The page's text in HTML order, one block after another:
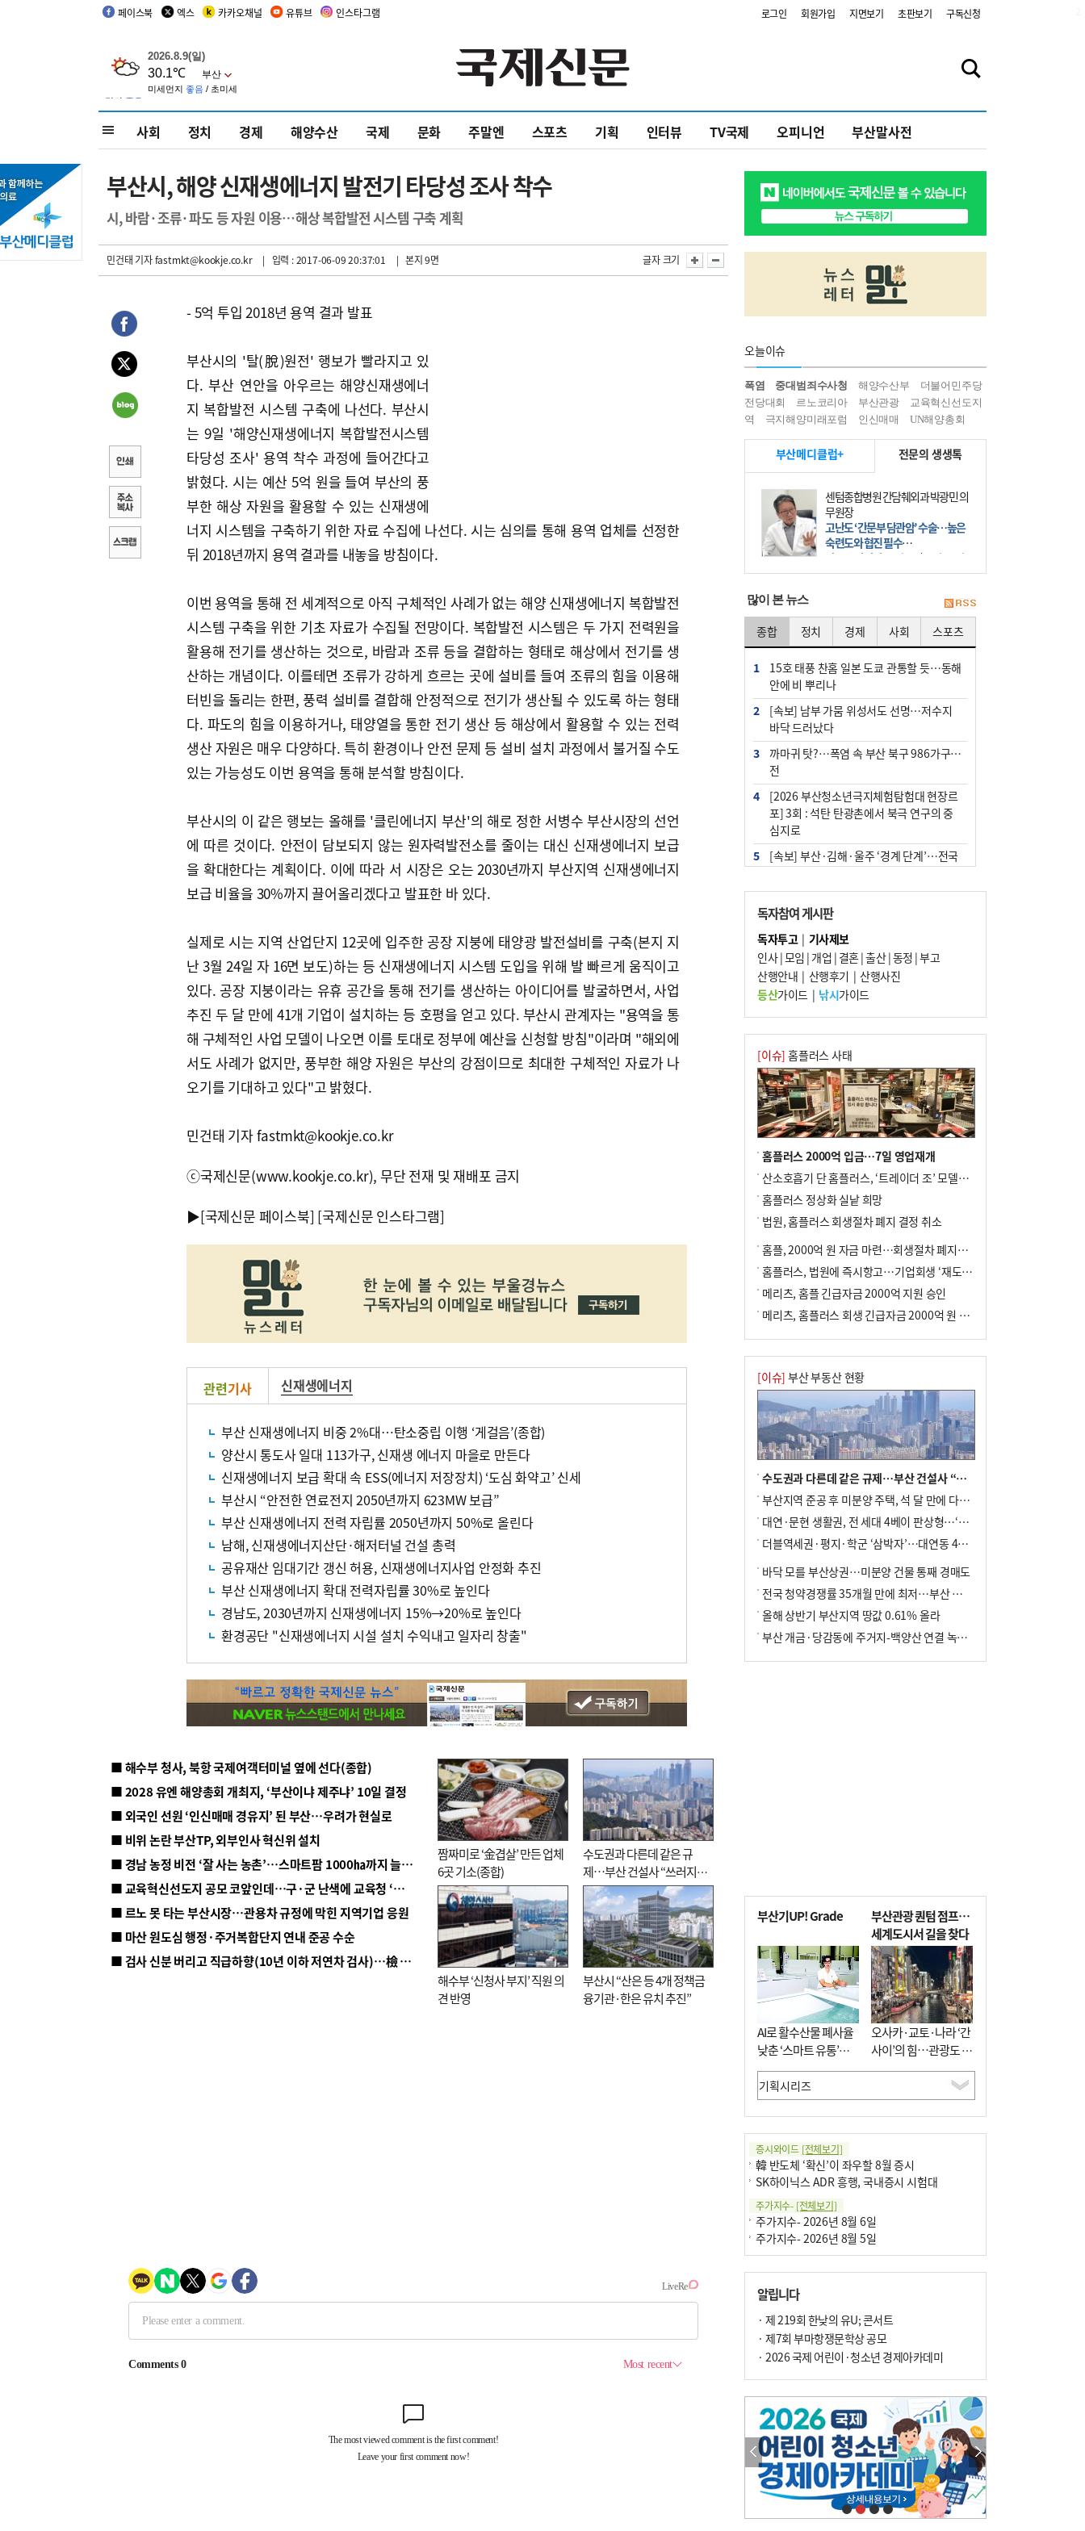
페이스북 엑스 카카오채널 유튜브 인스타그램 로그인 회원가입 지면보기 초판보기 구독신청
사회 정치 경제 해양수산 국제 문화 주말엔 스포츠 기획 인터뷰 TV국제 오피니언 부산말사전
부산시, 해양 신재생에너지 발전기 타당성 조사 착수
시, 바람·조류·파도 등 자원 이용…해상 복합발전 시스템 구축 계획
민건태 기자fastmkt@kookje.co.kr | 입력 : 2017-06-09 20:37:01 | 본지 9면 글자 크기
- 5억 투입 2018년 용역 결과 발표
부산시의 '탈(脫)원전' 행보가 빨라지고 있
다. 부산 연안을 아우르는 해양신재생에너
지 복합발전 시스템 구축에 나선다. 부산시
는 9일 '해양신재생에너지 복합발전시스템
타당성 조사' 용역 착수 과정에 들어간다고
밝혔다. 시는 예산 5억 원을 들여 부산의 풍
부한 해상 자원을 활용할 수 있는 신재생에
너지 시스템을 구축하기 위한 자료 수집에 나선다. 시는 심의를 통해 용역 업체를 선정한
뒤 2018년까지 용역 결과를 내놓을 방침이다.
이번 용역을 통해 전 세계적으로 아직 구체적인 사례가 없는 해양 신재생에너지 복합발전
시스템 구축을 위한 기초 자료가 수집될 전망이다. 복합발전 시스템은 두 가지 전력원을
활용해 전기를 생산하는 것으로, 바람과 조류 등을 결합하는 형태로 해상에서 전기를 생
산하는 개념이다. 이를테면 조류가 강하게 흐르는 곳에 설비를 들여 조류의 힘을 이용해
터빈을 돌리는 한편, 풍력 설비를 결합해 안정적으로 전기가 생산될 수 있도록 하는 형태
다. 파도의 힘을 이용하거나, 태양열을 통한 전기 생산 등 해상에서 활용할 수 있는 전력
생산 자원은 매우 다양하다. 특히 환경이나 안전 문제 등 설비 설치 과정에서 불거질 수도
있는 가능성도 이번 용역을 통해 분석할 방침이다.
부산시의 이 같은 행보는 올해를 '클린에너지 부산'의 해로 정한 서병수 부산시장의 선언
에 따른 것이다. 안전이 담보되지 않는 원자력발전소를 줄이는 대신 신재생에너지 보급
을 확대한다는 계획이다. 이에 따라 서 시장은 오는 2030년까지 부산지역 신재생에너지
보급 비율을 30%까지 끌어올리겠다고 발표한 바 있다.
실제로 시는 지역 산업단지 12곳에 입주한 공장 지붕에 태양광 발전설비를 구축(본지 지
난 3월 24일 자 16면 보도)하는 등 신재생에너지 시스템 도입을 위해 발 빠르게 움직이고
있다. 공장 지붕이라는 유휴 공간을 통해 전기를 생산하는 아이디어를 발굴하면서, 사업
추진 두 달 만에 41개 기업이 설치하는 등 호평을 얻고 있다. 부산시 관계자는 "용역을 통
해 구체적인 사업 모델이 나오면 이를 토대로 정부에 예산을 신청할 방침"이라며 "해외에
서도 사례가 없지만, 풍부한 해양 자원은 부산의 강점이므로 최대한 구체적인 자료가 나
오기를 기대하고 있다"고 밝혔다.
민건태 기자 fastmkt@kookje.co.kr
ⓒ국제신문(www.kookje.co.kr), 무단 전재 및 재배포 금지
▶[국제신문 페이스북] [국제신문 인스타그램]
관련기사 신재생에너지
부산 신재생에너지 비중 2%대…탄소중립 이행 ‘게걸음’(종합)
양산시 통도사 일대 113가구, 신재생 에너지 마을로 만든다
신재생에너지 보급 확대 속 ESS(에너지 저장장치) ‘도심 화약고’ 신세
부산시 “안전한 연료전지 2050년까지 623MW 보급”
부산 신재생에너지 전력 자립률 2050년까지 50%로 올린다
남해, 신재생에너지산단·해저터널 건설 총력
공유재산 임대기간 갱신 허용, 신재생에너지사업 안정화 추진
부산 신재생에너지 확대 전력자립률 30%로 높인다
경남도, 2030년까지 신재생에너지 15%→20%로 높인다
환경공단 "신재생에너지 시설 설치 수익내고 일자리 창출"
■ 해수부 청사, 북항 국제여객터미널 옆에 선다(종합)
■ 2028 유엔 해양총회 개최지, ‘부산이냐 제주냐’ 10일 결정
■ 외국인 선원 ‘인신매매 경유지’ 된 부산…우려가 현실로
■ 비위 논란 부산TP, 외부인사 혁신위 설치
■ 경남 농정 비전 ‘잘 사는 농촌’…스마트팜 1000㏊까지 늘린다
■ 교육혁신선도지 공모 코앞인데…구·군 난색에 교육청 ‘쩔쩔’
■ 르노 못 타는 부산시장…관용차 규정에 막힌 지역기업 응원
■ 마산 원도심 행정·주거복합단지 연내 준공 수순
■ 검사 신분 버리고 직급하향(10년 이하 저연차 검사)…檢 중수청행 기피
짬짜미로 ‘金겹살’ 만든 업체
6곳 기소(종합)
수도권과 다른데 같은 규
제…부산 건설사 “쓰러지기
직전”
해수부 ‘신청사 부지’ 직원 의
견 반영
부산시 “산은 등 4개 정책금
융기관·한은 유치 추진”
오늘이슈
폭염 중대범죄수사청 해양수산부
더불어민주당
전당대회
르노코리아 부산관광
교육혁신선도지
역
극지해양미래포럼 인신매매 UN해양총회
부산메디클럽+ 전문의 생생톡
센텀종합병원 간담췌외과 박광민 의
무원장
고난도 ‘간문부 담관암’ 수술…높은
숙련도와 협진 필수
간문부 담관암(클라츠킨 종양)은 좌
우 간에서 나오는, 담관(담즙 배출 경
部)’에 생기는 악성 종양이다. 간동맥
문맥 림프절 담
많이 본 뉴스
종합 정치 경제 사회 스포츠
1
15호 태풍 찬홈 일본 도쿄 관통할 듯…동해
안에 비 뿌리나
2
[속보] 남부 가뭄 위성서도 선명…저수지
바닥 드러났다
3
까마귀 탓?…폭염 속 부산 북구 986가구 정
전
4
[2026 부산청소년극지체험탐험대 현장르
포] 3회 : 석탄 탄광촌에서 북극 연구의 중
심지로
5
[속보] 부산·김해·울주 ‘경계 단계’…전국
중징계
7
부산·울산·경남 폭염 속 소나기·비…무더
위는 지속
8
이임생, 홍명보 선임 독단적 결정 아냐…면
담 메모 제출
10 홈플 사태에 2분기 대형마트 판매 9.4%
↓…백화점은 14.8%↑
독자참여 게시판
독자투고| 기사제보
인사|모임 | 개업 | 결혼|출산|동정 |부고
산행안내 | 산행후기 | 산행사진
등산가이드| 낚시가이드
[이슈] 홈플러스 사태
홈플러스 2000억 입금…7일 영업재개
산소호흡기 단 홈플러스, ‘트레이더 조’ 모델로 살아날까
홈플러스 정상화 실낱 희망
법원, 홈플러스 회생절차 폐지 결정 취소
홈플, 2000억 원 자금 마련…회생절차 폐지에 즉시항고(종합)
홈플러스, 법원에 즉시항고…기업회생 ‘재도전’
메리츠, 홈플 긴급자금 2000억 지원 승인
메리츠, 홈플러스 회생 긴급자금 2000억 원 지원 승인
[이슈] 부산 부동산 현황
수도권과 다른데 같은 규제…부산 건설사 “쓰러지기 직전”
부산지역 준공 후 미분양 주택, 석 달 만에 다시 3000가구 넘어서
대연·문현 생활권, 전 세대 4베이 판상형…‘더샵 트리센트’ 내달 분양
더블역세권·평지·학군 ‘삼박자’…대연동 42층 브랜드 단지
바닥 모를 부산상권…미분양 건물 통째 경매도
전국 청약경쟁률 35개월 만에 최저…부산 미분양 ‘적체’ 심화
올해 상반기 부산지역 땅값 0.61% 올라
부산 개금·당감동에 주거지-백양산 연결 녹지 조성
부산기UP! Grade
AI로 활수산물 폐사율
낮춘 ‘스마트 유통’…
사막·산악지대 수출
도전
부산관광 퀀텀 점프…
세계도시서 길을 찾다
오사카·교토·나라 ‘간
사이’의 힘…관광도 뭉
쳐야 흥한다
증시와이드 [전체보기]
韓 반도체 ‘확신’이 좌우할 8월 증시
SK하이닉스 ADR 흥행, 국내증시 시험대
주가지수- [전체보기]
주가지수- 2026년 8월 6일
주가지수- 2026년 8월 5일
알립니다
· 제 219회 한낮의 유U; 콘서트
· 제7회 부마항쟁문학상 공모
· 2026 국제 어린이·청소년 경제아카데미